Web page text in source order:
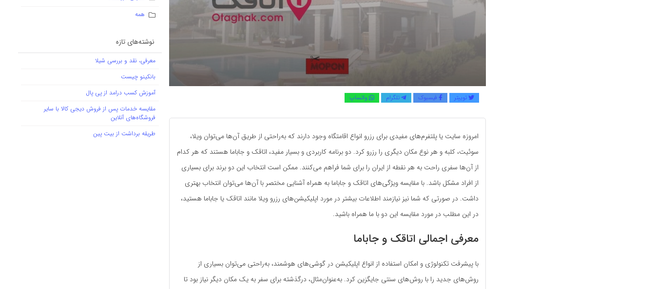
توییتر فیسبوک تلگرام واتساپ
امروزه سایت یا پلتفرم‌های مفیدی برای رزرو انواع اقامتگاه وجود دارند که به‌راحتی از طریق آن‌ها می‌توان ویلا،
سوئیت، کلبه و هر نوع مکان دیگری را رزرو کرد. دو برنامه کاربردی و بسیار مفید، اتاقک و جاباما هستند که هر کدام
از آن‌ها سفری راحت به هر نقطه از ایران را برای شما فراهم می‌کنند. ممکن است انتخاب این دو برند برای بسیاری
از افراد مشکل باشد. با مقایسه ویژگی‌های اتاقک و جاباما به همراه آشنایی مختصر با آن‌ها می‌توان انتخاب بهتری
داشت. در صورتی که شما نیز نیازمند اطلاعات بیشتر در مورد اپلیکیشن‌های رزرو ویلا مانند اتاقک یا جاباما هستید،
در این مطلب در مورد مقایسه این دو با ما همراه باشید.
معرفی اجمالی اتاقک و جاباما
با پیشرفت تکنولوژی و امکان استفاده از انواع اپلیکیشن در گوشی‌های هوشمند، به‌راحتی می‌توان بسیاری از
روش‌های جدید را با روش‌های سنتی جایگزین کرد. به‌عنوان‌مثال، درگذشته برای سفر به یک مکان دیگر نیاز بود تا
همه
نوشته‌های تازه
معرفی، نقد و بررسی شیلا
بانکینو چیست
آموزش کسب درامد از پی پال
مقایسه خدمات پس از فروش دیجی کالا با سایر
فروشگاه‌های آنلاین
طریقه برداشت از بیت پین